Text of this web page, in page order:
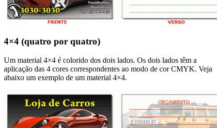
4×4 (quatro por quatro)
Um material 4×4 é colorido dos dois lados. Os dois lados têm a
aplicação das 4 cores correspondentes ao modo de cor CMYK. Veja
abaixo um exemplo de um material 4×4.